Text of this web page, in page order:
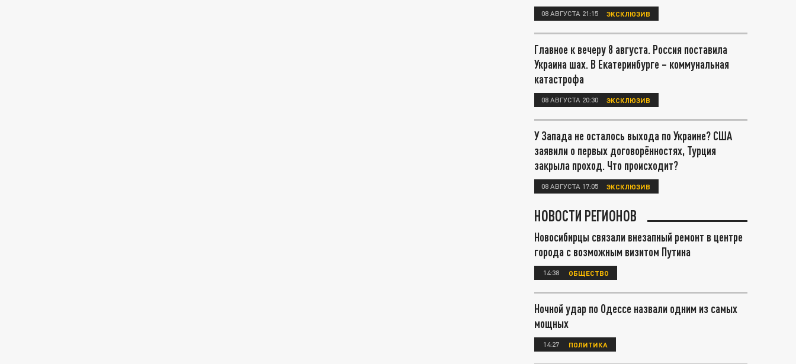
08 АВГУСТА 21:15 ЭКСКЛЮЗИВ
Главное к вечеру 8 августа. Россия поставила
Украина шах. В Екатеринбурге – коммунальная
катастрофа
08 АВГУСТА 20:30 ЭКСКЛЮЗИВ
У Запада не осталось выхода по Украине? США
заявили о первых договорённостях, Турция
закрыла проход. Что происходит?
08 АВГУСТА 17:05 ЭКСКЛЮЗИВ
НОВОСТИ РЕГИОНОВ
Новосибирцы связали внезапный ремонт в центре
города с возможным визитом Путина
14:38 ОБЩЕСТВО
Ночной удар по Одессе назвали одним из самых
мощных
14:27 ПОЛИТИКА